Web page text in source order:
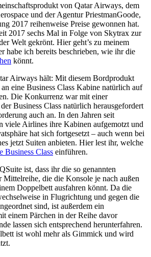
von Qatar Airways, dem
und der Agentur PriestmanGoode,
2017 reihenweise Preise gewonnen hat.
2017 sechs Mal in Folge von Skytrax zur
Welt gekrönt. Hier geht’s zu meinem
habe ich bereits beschrieben, wie ihr die
könnt.
Airways hält: Mit diesem Bordprodukt
eine Business Class Kabine natürlich auf
Die Konkurrenz war mit einer
Business Class natürlich herausgefordert
auch an. In den Jahren seit
viele Airlines ihre Kabinen aufgemotzt und
hat sich fortgesetzt – auch wenn bei
jetzt Suiten anbieten. Hier lest ihr, welche
Business Class einführen.
ist, dass ihr die so genannten
Mittelreihe, die die Konsole je nach außen
Doppelbett ausfahren könnt. Da die
in Flugrichtung und gegen die
sind, ist außerdem ein
einem Pärchen in der Reihe davor
lassen sich entsprechend herunterfahren.
ist wohl mehr als Gimmick und wird